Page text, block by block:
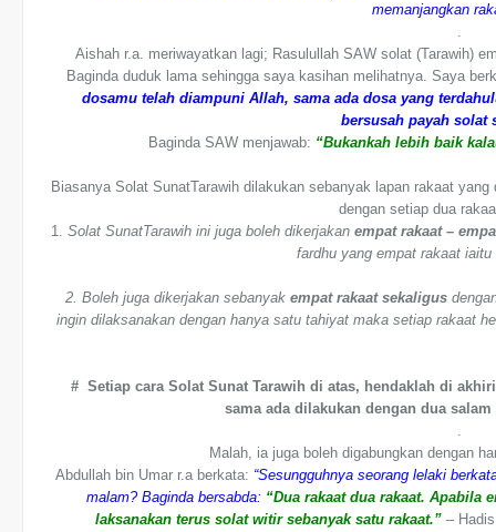
memanjangkan
.
Aishah r.a. meriwayatkan lagi; Rasulullah SAW solat (Tarawih)
Baginda duduk lama sehingga saya kasihan melihatnya. Saya
dosamu telah diampuni Allah, sama ada dosa yang
bersusah payah solat
Baginda SAW menjawab: “Bukankah lebih baik
Biasanya Solat SunatTarawih dilakukan sebanyak lapan rakaat yang
dengan setiap dua
1.Solat SunatTarawih ini juga boleh dikerjakanempat rakaat –
fardhu yang empat rakaat
2. Boleh juga dikerjakan sebanyak empat rakaat sekaligus
ingin dilaksanakan dengan hanya satu tahiyat maka setiap rakaat
# Setiap cara Solat Sunat Tarawih di atas, hendaklah di
sama ada dilakukan dengan dua
.
Malah, ia juga boleh digabungkan dengan
Abdullah bin Umar r.a berkata: “Sesungguhnya seorang lelaki
malam? Baginda bersabda: “Dua rakaat dua rakaat. Apabila
laksanakan terus solat witir sebanyak satu rakaat.” –